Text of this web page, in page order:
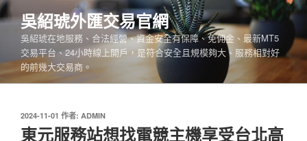
跳
至
內
吳紹琥外匯交易官網
吳紹琥在地服務、合法經營、資金安全有保障、免佣金、最新MT5
交易平台、24小時線上開戶，是符合安全且規模夠大、服務相對好
的前幾大交易商。
發
佈
於
2024-11-01 作者: ADMIN
東元服務站想找電競主機享受台北高